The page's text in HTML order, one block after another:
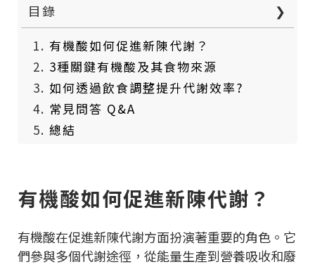
目錄 ❯
有機酸如何促進新陳代謝？
3種關鍵有機酸及其食物來源
如何透過飲食調整提升代謝效率?
常見問答 Q&A
總結
有機酸如何促進新陳代謝？
有機酸在促進新陳代謝方面扮演著重要的角色。它
們參與多個代謝途徑，從能量生產到營養吸收和廢